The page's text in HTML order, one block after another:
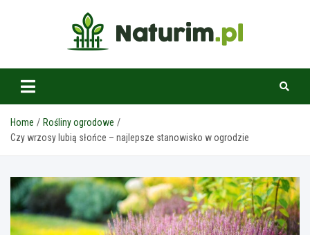
www.naturim.pl
Home
Rośliny ogrodowe
Czy wrzosy lubią słońce – najlepsze stanowisko w ogrodzie